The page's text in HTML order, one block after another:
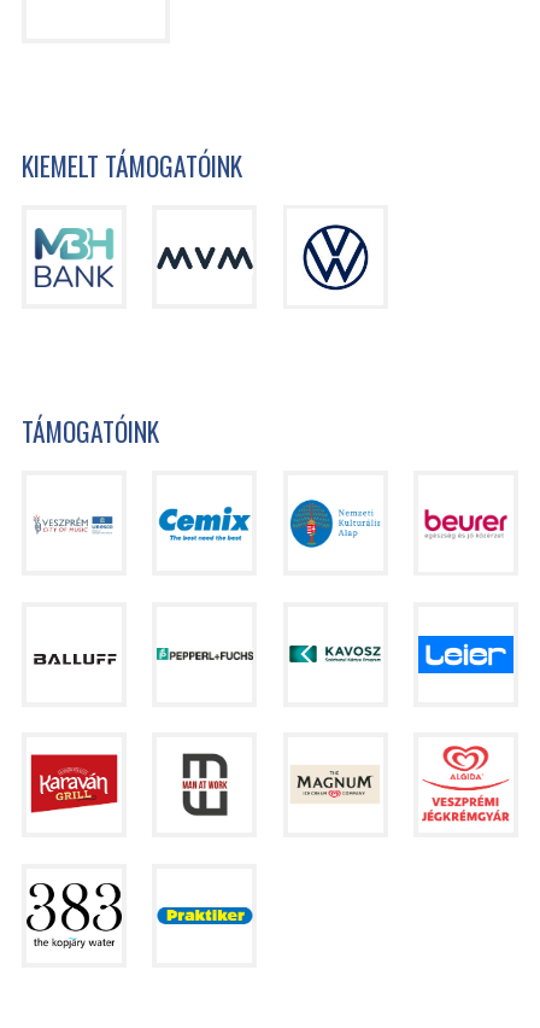
KIEMELT TÁMOGATÓINK
TÁMOGATÓINK